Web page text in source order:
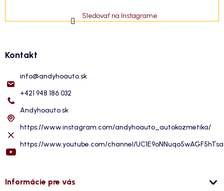
Sledovať na Instagrame
Kontakt
info@andyhoauto.sk
+421 948 186 032
Andyhoauto.sk
https://www.instagram.com/andyhoauto_autokozmetika/
https://www.youtube.com/channel/
Informácie pre vás